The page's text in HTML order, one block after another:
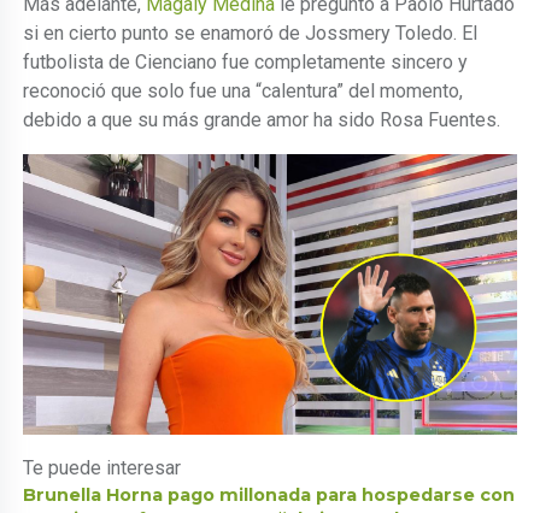
si en cierto punto se enamoró de Jossmery Toledo. El
futbolista de Cienciano fue completamente sincero y
reconoció que solo fue una “calentura” del momento,
debido a que su más grande amor ha sido Rosa Fuentes.
Te puede interesar
Brunella Horna pago millonada para hospedarse con